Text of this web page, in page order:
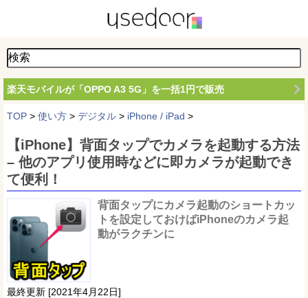
楽天モバイルが「OPPO A3 5G」を一括1円で販売
TOP > 使い方 > デジタル > iPhone / iPad >
【iPhone】背面タップでカメラを起動する方法
– 他のアプリ使用時などに即カメラが起動でき
て便利！
背面タップにカメラ起動のショートカッ
トを設定しておけばiPhoneのカメラ起
動がラクチンに
最終更新 [2021年4月22日]